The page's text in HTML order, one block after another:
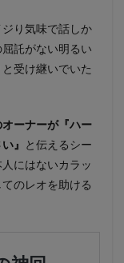
ジり気味で話しか
託がない明るい
受け継いでいた
ーナーが『ハー
』
と伝えるシー
にはないカラッ
のレオを助ける